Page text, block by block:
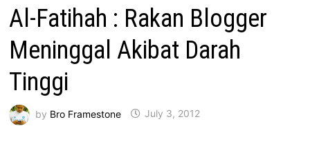
Al-Fatihah : Rakan Blogger
Meninggal Akibat Darah
Tinggi
by Bro Framestone July 3, 2012